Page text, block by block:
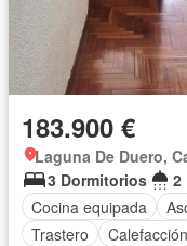
183.900 €
Laguna De Duero,
3 Dormitorios
2
Cocina equipada
Trastero
Calefacción